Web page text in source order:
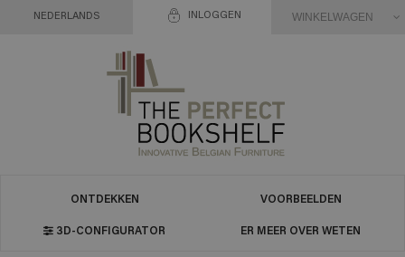
INLOGGEN
NEDERLANDS WINKELWAGEN
ONTDEKKEN VOORBEELDEN
3D-CONFIGURATOR ER MEER OVER WETEN